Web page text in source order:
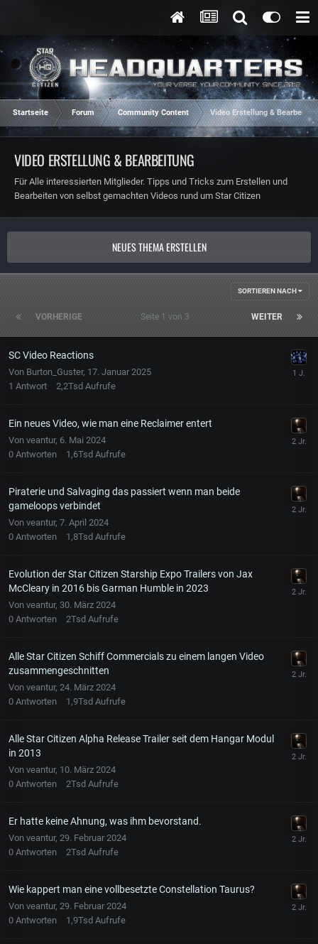
Startseite Forum Community Content Video Erstellung &
VIDEO ERSTELLUNG & BEARBEITUNG
Für Alle interessierten Mitglieder. Tipps und Tricks zum Erstellen und
Bearbeiten von selbst gemachten Videos rund um Star Citizen
NEUES THEMA ERSTELLEN
SORTIEREN NACH
VORHERIGE WEITER
Seite 1 von 3
SC Video Reactions
Von Burton_Guster, 17. Januar 2025
1 Antwort 2,2Tsd Aufrufe
Ein neues Video, wie man eine Reclaimer entert
Von veantur, 6. Mai 2024
0 Antworten 1,6Tsd Aufrufe
Piraterie und Salvaging das passiert wenn man beide
gameloops verbindet
Von veantur, 7. April 2024
0 Antworten 1,8Tsd Aufrufe
Evolution der Star Citizen Starship Expo Trailers von Jax
McCleary in 2016 bis Garman Humble in 2023
Von veantur, 30. März 2024
0 Antworten 2Tsd Aufrufe
Alle Star Citizen Schiff Commercials zu einem langen Video
zusammengeschnitten
Von veantur, 24. März 2024
0 Antworten 1,9Tsd Aufrufe
Alle Star Citizen Alpha Release Trailer seit dem Hangar Modul
in 2013
Von veantur, 10. März 2024
0 Antworten 2Tsd Aufrufe
Er hatte keine Ahnung, was ihm bevorstand.
Von veantur, 29. Februar 2024
0 Antworten 2Tsd Aufrufe
Wie kappert man eine vollbesetzte Constellation Taurus?
Von veantur, 29. Februar 2024
0 Antworten 1,9Tsd Aufrufe